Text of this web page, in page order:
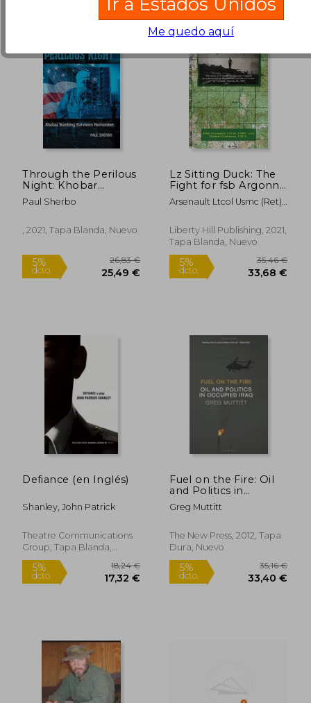
dcto. 66,16 €
Through the Perilous
Night: Khobar
Bombing Survivors
Remember (en
Paul Sherbo
, 2021, Tapa Blanda, Nuevo
Lz Sitting Duck: The
Fight for fsb Argonne
(0) (en Inglés)
Arsenault Ltcol Usmc (Ret),
Thomas
Liberty Hill Publishing, 2021,
Tapa Blanda, Nuevo
Defiance (en Inglés)
Shanley, John Patrick
Theatre Communications
Group, Tapa Blanda,
Nuevo
Fuel on the Fire: Oil
and Politics in
Occupied Iraq (en
Inglés)
Greg Muttitt
The New Press, 2012, Tapa
Dura, Nuevo
Me quedo aquí